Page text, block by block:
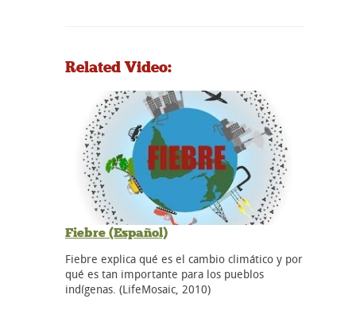
Related Video:
Fiebre (Español)
Fiebre explica qué es el cambio climático y por
qué es tan importante para los pueblos
indígenas. (LifeMosaic, 2010)